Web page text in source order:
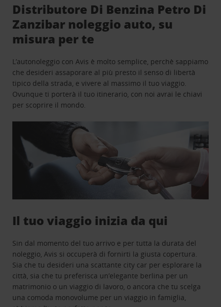
Distributore Di Benzina Petro Di
Zanzibar noleggio auto, su
misura per te
L’autonoleggio con Avis è molto semplice, perchè sappiamo
che desideri assaporare al più presto il senso di libertà
tipico della strada, e vivere al massimo il tuo viaggio.
Ovunque ti porterà il tuo itinerario, con noi avrai le chiavi
per scoprire il mondo.
Il tuo viaggio inizia da qui
Sin dal momento del tuo arrivo e per tutta la durata del
noleggio, Avis si occuperà di fornirti la giusta copertura.
Sia che tu desideri una scattante city car per esplorare la
città, sia che tu preferisca un’elegante berlina per un
matrimonio o un viaggio di lavoro, o ancora che tu scelga
una comoda monovolume per un viaggio in famiglia,